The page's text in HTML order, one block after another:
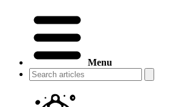
Menu